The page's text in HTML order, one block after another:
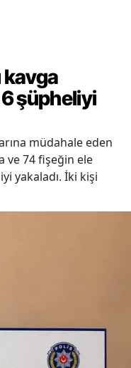
kavga
şüpheliyi
müdahale eden
ve 74 fişeğin ele
yakaladı. İki kişi